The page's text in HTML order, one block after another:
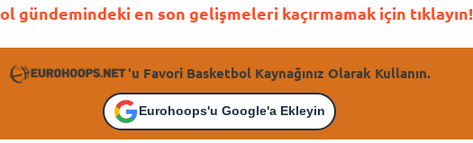
gündemindeki en son gelişmeleri kaçırmamak için tıklayın!
'u Favori Basketbol Kaynağınız Olarak Kullanın.
Eurohoops'u Google'a Ekleyin